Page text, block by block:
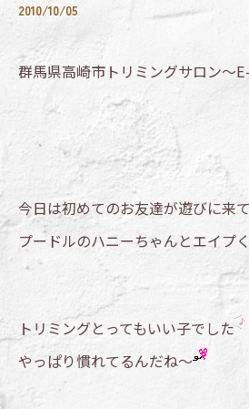
2010/10/05
群馬県高崎市トリミングサロン～
今日は初めてのお友達が遊びに来
プードルのハニーちゃんとエイプ
トリミングとってもいい子でした
やっぱり慣れてるんだね～